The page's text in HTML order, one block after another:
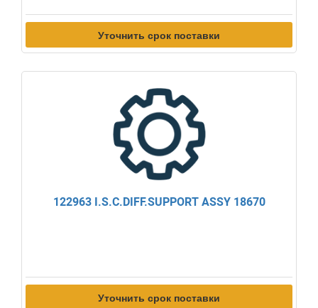
Уточнить срок поставки
122963 I.S.C.DIFF.SUPPORT ASSY 18670
Уточнить срок поставки